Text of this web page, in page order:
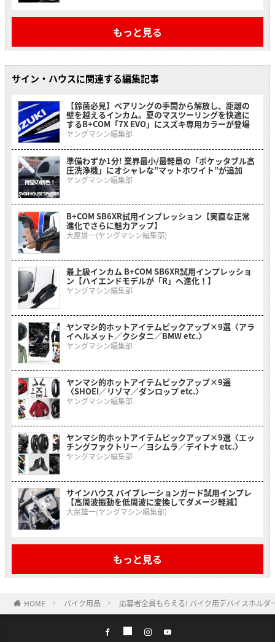
もっと見る
サイン・ハウスに関連する編集記事
【鈴菌必見】ペアリングの手間から解放し、距離の
壁を越えるインカム。夏のマスツーリングを快適に
するB+COM「7X EVO」にスズキ専用カラーが登場
ヤングマシン編集部
準備わずか1分! 業界最小/最軽量の「ポケッタブル高
圧洗浄機」にオシャレな”マットホワイト”が追加
ヤングマシン編集部
B+COM SB6XR試用インプレッション【実直な正常
進化でさらに魅力アップ】
大屋雄一(ヤングマシン編集部)
最上級インカム B+COM SB6XR試用インプレッショ
ン【ハイエンドモデルが「R」へ進化！】
ヤングマシン編集部
ヤンマシ的ホットアイテムピックアップ×9選〈アラ
イヘルメット／クシタニ／BMW etc.〉
ヤングマシン編集部
ヤンマシ的ホットアイテムピックアップ×9選
〈SHOEI／リゾマ／ダンロップ etc.〉
ヤングマシン編集部
ヤンマシ的ホットアイテムピックアップ×9選〈エッ
チングファクトリー／ヨシムラ／デイトナ etc.〉
ヤングマシン編集部
サインハウス バイブレーションガード試用インプレ
【高周波振動を低周波に変換してダメージ軽減】
大屋雄一(ヤングマシン編集部)
もっと見る
HOME バイク用品 応募者全員もらえる! バイク用デバイスホルダ